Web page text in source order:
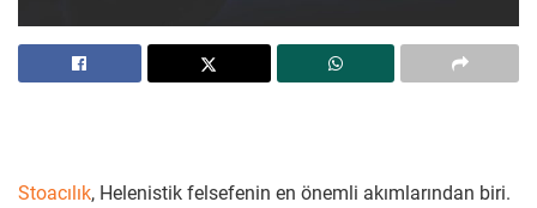
Stoacılık, Helenistik felsefenin en önemli akımlarından biri.